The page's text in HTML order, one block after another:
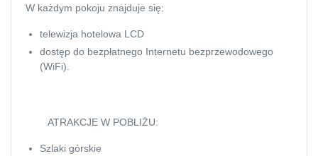
dostęp do bezpłatnego Internetu bezprzewodowego
(WiFi).